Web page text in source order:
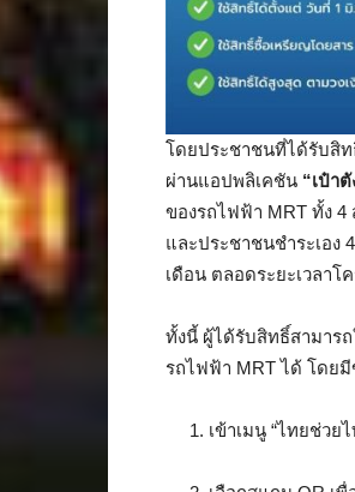
โดยประชาชนที่ได้รับสิท
ผ่านแอปพลิเคชัน “เป๋า
ของรถไฟฟ้า MRT ทั้ง 4
และประชาชนชำระเอง
เดือน ตลอดระยะเวลาโ
ทั้งนี้ ผู้ได้รับสิทธิ์สามารถ
รถไฟฟ้า MRT ได้ โดย
1. เข้าเมนู “ไทยช่วยไ